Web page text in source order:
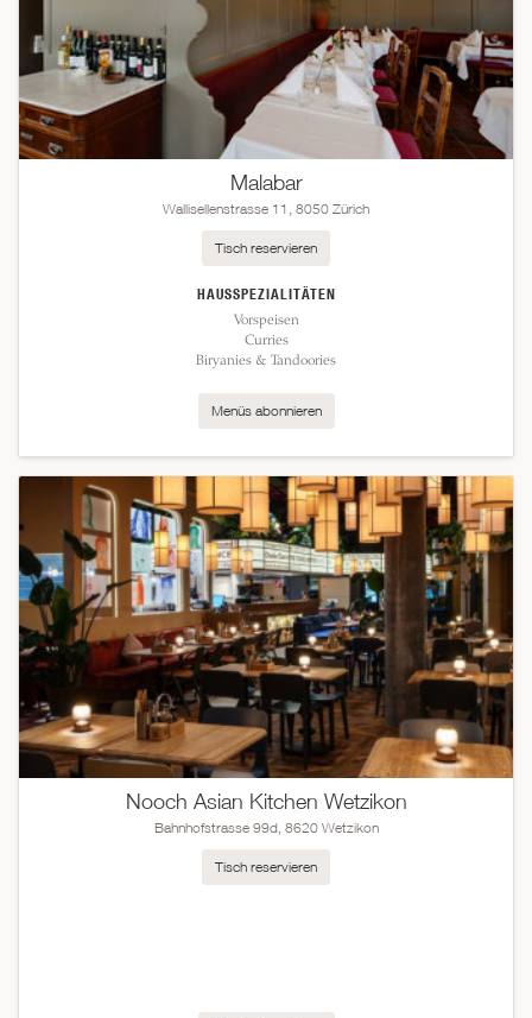
Malabar
Wallisellenstrasse 11, 8050 Zürich
HAUSSPEZIALITÄTEN
Vorspeisen
Curries
Biryanies & Tandoories
Menüs abonnieren
Tisch reservieren
Nooch Asian Kitchen Wetzikon
Bahnhofstrasse 99d, 8620 Wetzikon
Tisch reservieren